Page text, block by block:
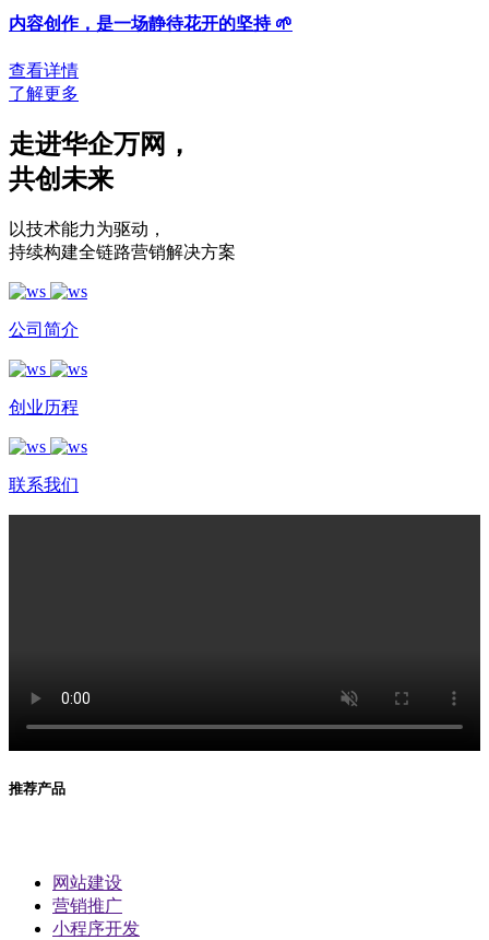
内容创作，是一场静待花开的坚持 🌱
查看详情
了解更多
走进华企万网 ，
共创未来
以技术能力为驱动 ，
持续构建全链路营销解决方案
公司简介
创业历程
联系我们
推荐产品
网站建设
营销推广
小程序开发